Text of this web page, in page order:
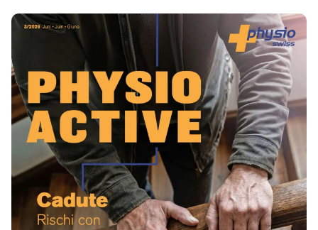
Zum Beitrag Vor dem Sturz